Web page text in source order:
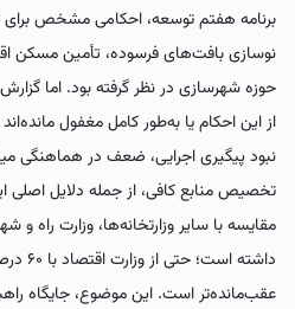
برنامه هفتم توسعه، احکامی مشخص
نوسازی بافت‌های فرسوده، تأمین مسکن
حوزه شهرسازی در نظر گرفته بود. اما
از این احکام یا به‌طور کامل مغفول
نبود پیگیری اجرایی، ضعف در هماهنگی
تخصیص منابع کافی، از جمله دلایل اصلی
مقایسه با سایر وزارتخانه‌ها، وزارت راه
عقب‌مانده‌تر است. این موضوع، جایگاه